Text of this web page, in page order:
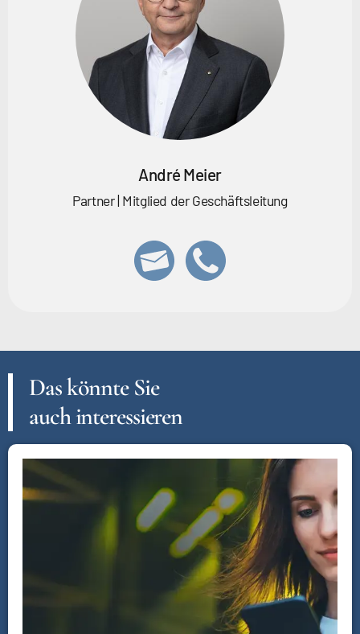
André Meier
Partner | Mitglied der Geschäftsleitung
Das könnte Sie
auch interessieren